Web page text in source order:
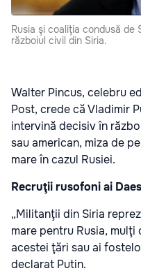
Rusia şi coaliţia condusă
războiul civil din Siria.
Walter Pincus, celebru
Post, crede că Vladimir
intervină decisiv în
sau american, miza de
mare în cazul Rusiei.
Recruţii rusofoni ai
„Militanţii din Siria
mare pentru Rusia,
acestei ţări sau ai
declarat Putin.